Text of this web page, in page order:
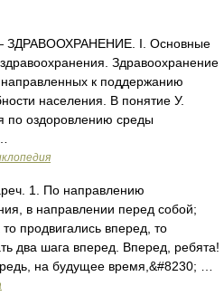
ЗДРАВООХРАНЕНИЕ. I. Основные
Здравоохранение
к поддержанию
населения. В понятие У.
по оздоровлению среды
1. По направлению
в направлении перед собой;
продвигались вперед, то
два шага вперед. Вперед, ребята!
на будущее время,&#8230; …